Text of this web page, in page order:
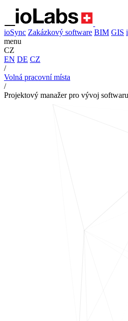
ioSync Zakázkový software BIM GIS
menu
CZ
EN DE CZ
/
Volná pracovní místa
/
Projektový manažer pro vývoj